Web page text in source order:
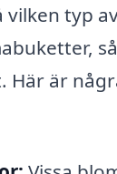
typ
Här är